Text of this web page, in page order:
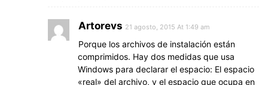
Artorevs 21 agosto, 2015 At 1:49 am
Porque los archivos de instalación están
comprimidos. Hay dos medidas que usa
Windows para declarar el espacio: El espacio
«real» del archivo, y el espacio que ocupa en